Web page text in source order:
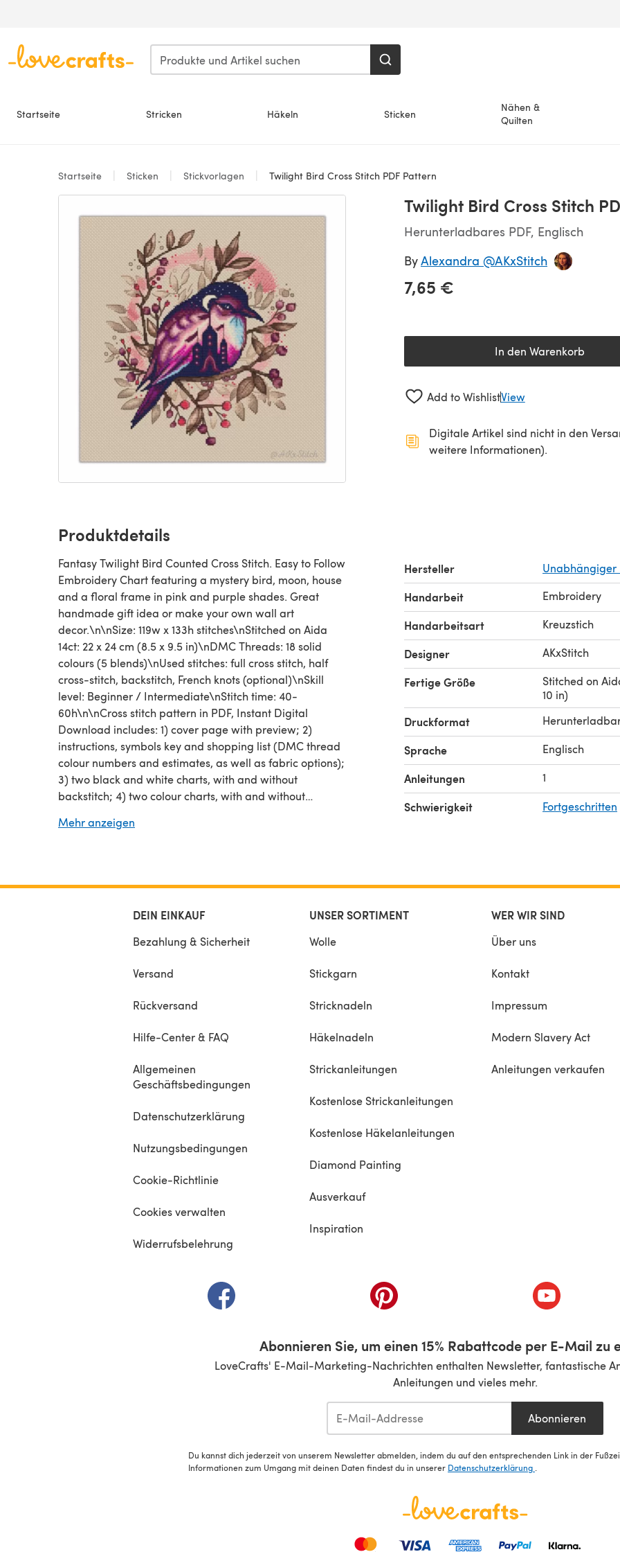
Startseite Stricken Häkeln Sticken
Nähen &
Quilten
Startseite Sticken Stickvorlagen Twilight Bird Cross Stitch PDF Pattern
Twilight Bird Cross Stitch
Herunterladbares PDF, Englisch
ByAlexandra @AKxStitch
7,65 €
In den Warenkorb
Add to WishlistView
Digitale Artikel sind nicht in den
weitere Informationen).
Produktdetails
Fantasy Twilight Bird Counted Cross Stitch. Easy to Follow
Embroidery Chart featuring a mystery bird, moon, house
and a floral frame in pink and purple shades. Great
handmade gift idea or make your own wall art
decor.\n\nSize: 119w x 133h stitches\nStitched on Aida
14ct: 22 x 24 cm (8.5 x 9.5 in)\nDMC Threads: 18 solid
colours (5 blends)\nUsed stitches: full cross stitch, half
cross-stitch, backstitch, French knots (optional)\nSkill
level: Beginner / Intermediate\nStitch time: 40-
60h\n\nCross stitch pattern in PDF, Instant Digital
Download includes: 1) cover page with preview; 2)
instructions, symbols key and shopping list (DMC thread
colour numbers and estimates, as well as fabric options);
3) two black and white charts, with and without
backstitch; 4) two colour charts, with and without
(available on request).\n\nPlease note: This pattern is
Mehr anzeigen
Hersteller Unabhängiger
Handarbeit Embroidery
Handarbeitsart Kreuzstich
Designer AKxStitch
Fertige Größe
Stitched on
10 in)
Druckformat
Sprache Englisch
Anleitungen 1
Schwierigkeit Fortgeschritten
DEIN EINKAUF
Bezahlung & Sicherheit
Versand
Rückversand
Hilfe-Center & FAQ
Allgemeinen
Geschäftsbedingungen
Datenschutzerklärung
Nutzungsbedingungen
Cookie-Richtlinie
Cookies verwalten
Widerrufsbelehrung
UNSER SORTIMENT
Wolle
Stickgarn
Stricknadeln
Häkelnadeln
Strickanleitungen
Kostenlose Strickanleitungen
Kostenlose Häkelanleitungen
Diamond Painting
Ausverkauf
Inspiration
WER WIR SIND
Über uns
Kontakt
Impressum
Modern Slavery Act
Anleitungen verkaufen
(öffnet sich in einem neuen Tab)(öffnet sich in einem neuen Tab)(öffnet sich in
Abonnieren Sie, um einen 15% Rabattcode per E-Mail zu
LoveCrafts' E-Mail-Marketing-Nachrichten enthalten Newsletter, fantastische
Anleitungen und vieles mehr.
Abonnieren
Du kannst dich jederzeit von unserem Newsletter abmelden, indem du auf den entsprechenden Link in der
Informationen zum Umgang mit deinen Daten findest du in unserer Datenschutzerklärung .